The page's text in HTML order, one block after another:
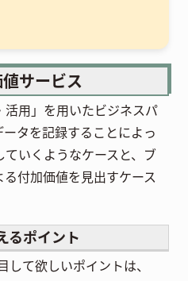
サービス
用」を用いたビジネスパ
タを記録することによっ
いくようなケースと、ブ
付加価値を見出すケース
るポイント
て欲しいポイントは、